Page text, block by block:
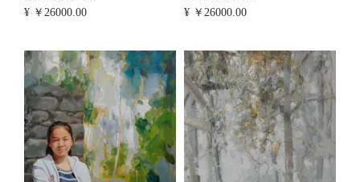
¥ ￥26000.00 ¥ ￥26000.00